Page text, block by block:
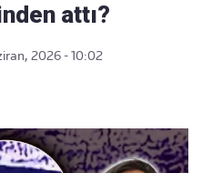
attı?
2026 - 10:02